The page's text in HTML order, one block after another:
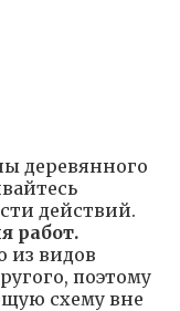
деревянного
действий.
работ.
из видов
поэтому
схему вне